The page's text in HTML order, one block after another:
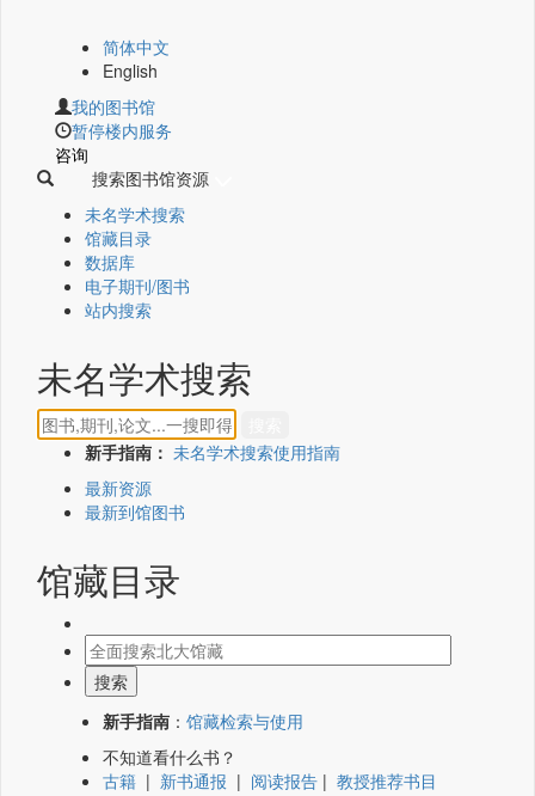
简体中文
English
我的图书馆
暂停楼内服务
咨询
搜索图书馆资源
未名学术搜索
馆藏目录
数据库
电子期刊/图书
站内搜索
未名学术搜索
新手指南： 未名学术搜索使用指南
最新资源
最新到馆图书
馆藏目录
新手指南 ： 馆藏检索与使用
不知道看什么书？
古籍 | 新书通报 | 阅读报告 | 教授推荐书目